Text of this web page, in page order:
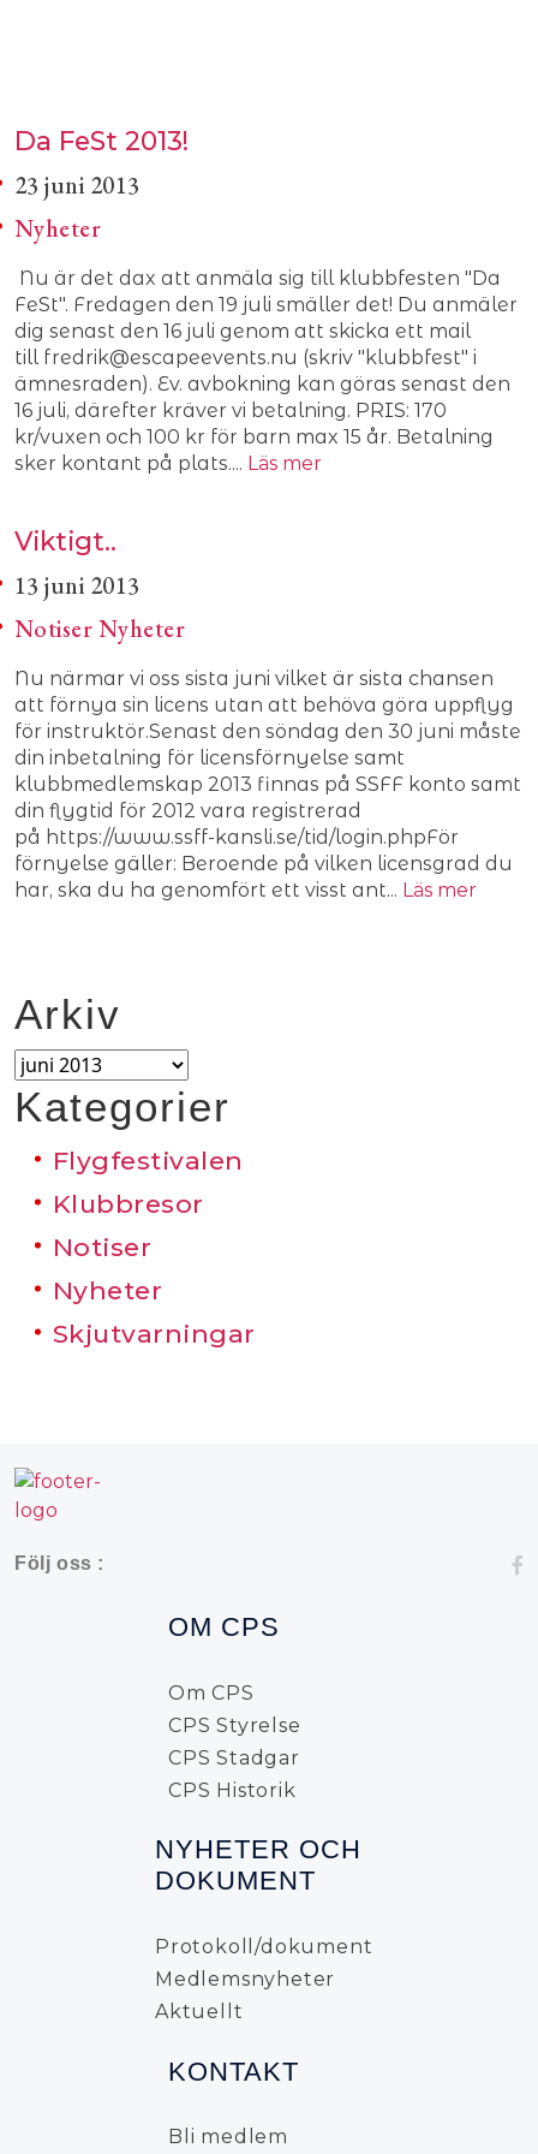
Da FeSt 2013!
23 juni 2013
Nyheter
Nu är det dax att anmäla sig till klubbfesten "Da
FeSt". Fredagen den 19 juli smäller det! Du anmäler
dig senast den 16 juli genom att skicka ett mail
till fredrik@escapeevents.nu (skriv "klubbfest" i
ämnesraden). Ev. avbokning kan göras senast den
16 juli, därefter kräver vi betalning. PRIS: 170
kr/vuxen och 100 kr för barn max 15 år. Betalning
sker kontant på plats.... Läs mer
Viktigt..
13 juni 2013
NotiserNyheter
Nu närmar vi oss sista juni vilket är sista chansen
att förnya sin licens utan att behöva göra uppflyg
för instruktör.Senast den söndag den 30 juni måste
din inbetalning för licensförnyelse samt
klubbmedlemskap 2013 finnas på SSFF konto samt
din flygtid för 2012 vara registrerad
på https://www.ssff-kansli.se/tid/login.phpFör
förnyelse gäller: Beroende på vilken licensgrad du
har, ska du ha genomfört ett visst ant... Läs mer
Arkiv
Arkiv
Kategorier
Flygfestivalen
Klubbresor
Notiser
Nyheter
Skjutvarningar
Följ oss :
OM CPS
Om CPS
CPS Styrelse
CPS Stadgar
CPS Historik
NYHETER OCH
DOKUMENT
Protokoll/dokument
Medlemsnyheter
Aktuellt
KONTAKT
Bli medlem